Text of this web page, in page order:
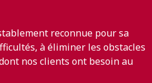
reconnue pour sa
à éliminer les obstacles
nos clients ont besoin au